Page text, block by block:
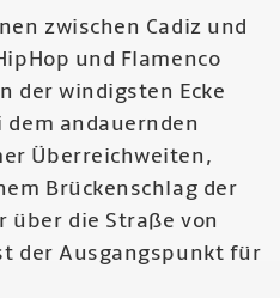
zwischen Cadiz und
und Flamenco
der windigsten Ecke
andauernden
Überreichweiten,
Brückenschlag der
über die Straße von
der Ausgangspunkt für